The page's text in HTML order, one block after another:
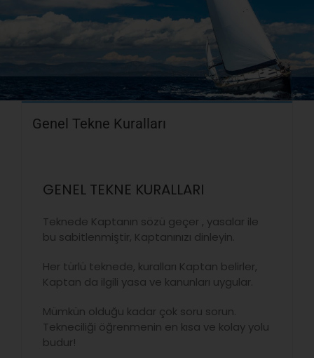
Genel Tekne Kuralları
GENEL TEKNE KURALLARI
Teknede Kaptanın sözü geçer , yasalar ile
bu sabitlenmiştir, Kaptanınızı dinleyin.
Her türlü teknede, kuralları Kaptan belirler,
Kaptan da ilgili yasa ve kanunları uygular.
Mümkün olduğu kadar çok soru sorun.
Tekneciliği öğrenmenin en kısa ve kolay yolu
budur!